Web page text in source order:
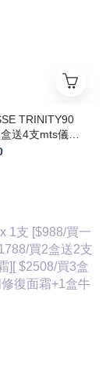
TRINITY90
$3288
代謝，淡化皺
受損肌膚屏障
彈性與光澤感
膚通透飽滿
維持健康年輕